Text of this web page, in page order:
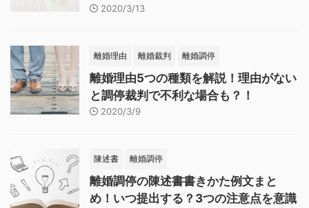
2020/3/13
離婚理由 離婚裁判 離婚調停
離婚理由5つの種類を解説！理由がない
と調停裁判で不利な場合も？！
2020/3/9
陳述書 離婚調停
離婚調停の陳述書書きかた例文まと
め！いつ提出する？3つの注意点を意識